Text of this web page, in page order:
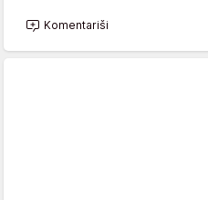
Komentariši